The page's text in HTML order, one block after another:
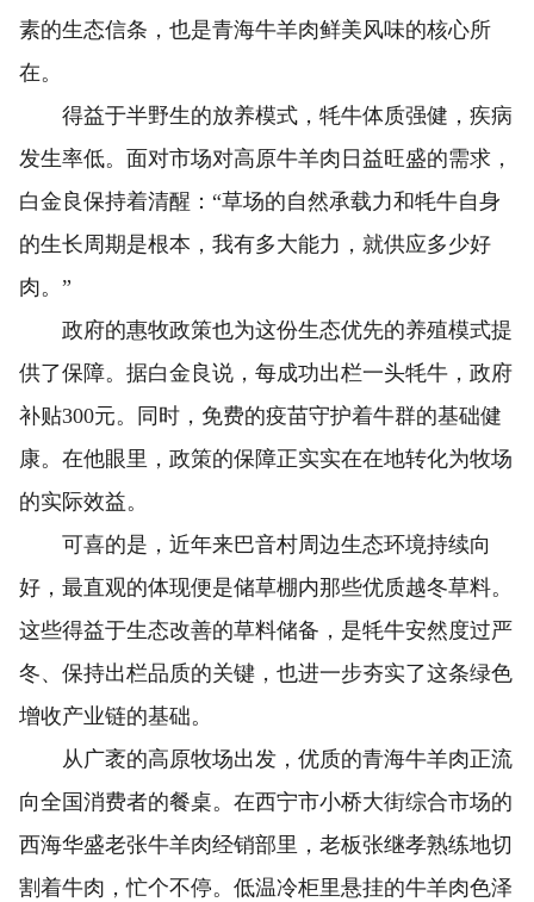
素的生态信条，也是青海牛羊肉鲜美风味的核心所
在。
得益于半野生的放养模式，牦牛体质强健，疾病
发生率低。面对市场对高原牛羊肉日益旺盛的需求，
白金良保持着清醒：“草场的自然承载力和牦牛自身
的生长周期是根本，我有多大能力，就供应多少好
肉。”
政府的惠牧政策也为这份生态优先的养殖模式提
供了保障。据白金良说，每成功出栏一头牦牛，政府
补贴300元。同时，免费的疫苗守护着牛群的基础健
康。在他眼里，政策的保障正实实在在地转化为牧场
的实际效益。
可喜的是，近年来巴音村周边生态环境持续向
好，最直观的体现便是储草棚内那些优质越冬草料。
这些得益于生态改善的草料储备，是牦牛安然度过严
冬、保持出栏品质的关键，也进一步夯实了这条绿色
增收产业链的基础。
从广袤的高原牧场出发，优质的青海牛羊肉正流
向全国消费者的餐桌。在西宁市小桥大街综合市场的
西海华盛老张牛羊肉经销部里，老板张继孝熟练地切
割着牛肉，忙个不停。低温冷柜里悬挂的牛羊肉色泽